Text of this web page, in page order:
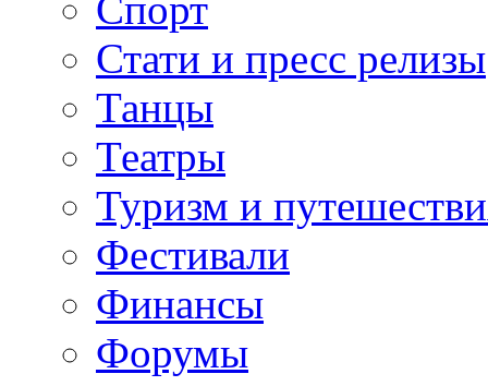
Стати и пресс релизы
Танцы
Театры
Туризм и
Фестивали
Финансы
Форумы